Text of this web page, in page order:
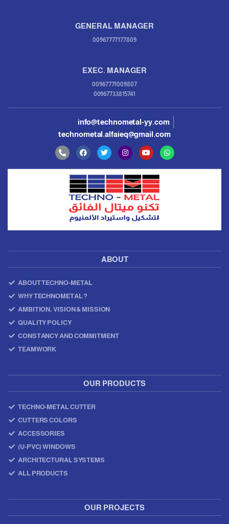
GENERAL MANAGER
00967777177809
EXEC. MANAGER
00967771009807
00967733815741
info@technometal-yy.com
technometal.alfaieq@gmail.com
ABOUT
ABOUT TECHNO-METAL
WHY TECHNOMETAL ?
AMBITION, VISION & MISSION
QUALITY POLICY
CONSTANCY AND COMMITMENT
TEAMWORK
OUR PRODUCTS
TECHNO-METAL CUTTER
CUTTERS COLORS
ACCESSORIES
(U-PVC) WINDOWS
ARCHITECTURAL SYSTEMS
ALL PRODUCTS
OUR PROJECTS